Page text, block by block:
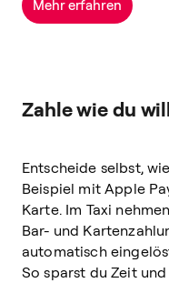
Mehr erfahren
Zahle wie du
Entscheide selbst,
Beispiel mit Apple
Karte. Im Taxi
Bar- und
automatisch
So sparst du Zeit und